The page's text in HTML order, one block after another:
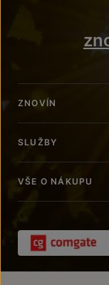
ZNOVÍN
SLUŽBY
VŠE O NÁKUPU